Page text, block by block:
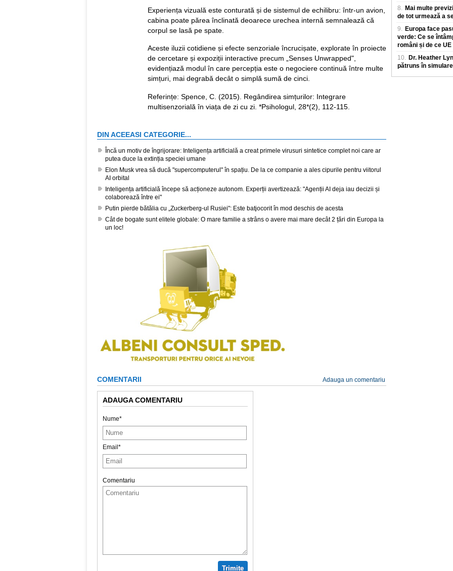
Experiența vizuală este conturată și de sistemul de echilibru: într-un avion,
cabina poate părea înclinată deoarece urechea internă semnalează că
corpul se lasă pe spate.
Aceste iluzii cotidiene și efecte senzoriale încrucișate, explorate în proiecte
de cercetare și expoziții interactive precum „Senses Unwrapped",
evidențiază modul în care percepția este o negociere continuă între multe
simțuri, mai degrabă decât o simplă sumă de cinci.
Referințe: Spence, C. (2015). Regândirea simțurilor: Integrare
multisenzorială în viața de zi cu zi. *Psihologul, 28*(2), 112-115.
DIN ACEEASI CATEGORIE...
Încă un motiv de îngrijorare: Inteligența artificială a creat primele virusuri sintetice complet noi care ar
putea duce la extinția speciei umane
Elon Musk vrea să ducă "supercomputerul" în spațiu. De la ce companie a ales cipurile pentru viitorul
AI orbital
Inteligența artificială începe să acționeze autonom. Experții avertizează: "Agenții AI deja iau decizii și
colaborează între ei"
Putin pierde bătălia cu „Zuckerberg-ul Rusiei": Este batjocorit în mod deschis de acesta
Cât de bogate sunt elitele globale: O mare familie a strâns o avere mai mare decât 2 țări din Europa la
un loc!
COMENTARII Adauga un comentariu
ADAUGA COMENTARIU
Nume*
Email*
Comentariu
Trimite
8. Mai multe
de tot urmează a
9. Europa face
verde: Ce se
români și de ce
10. Dr. Heather
pătruns în